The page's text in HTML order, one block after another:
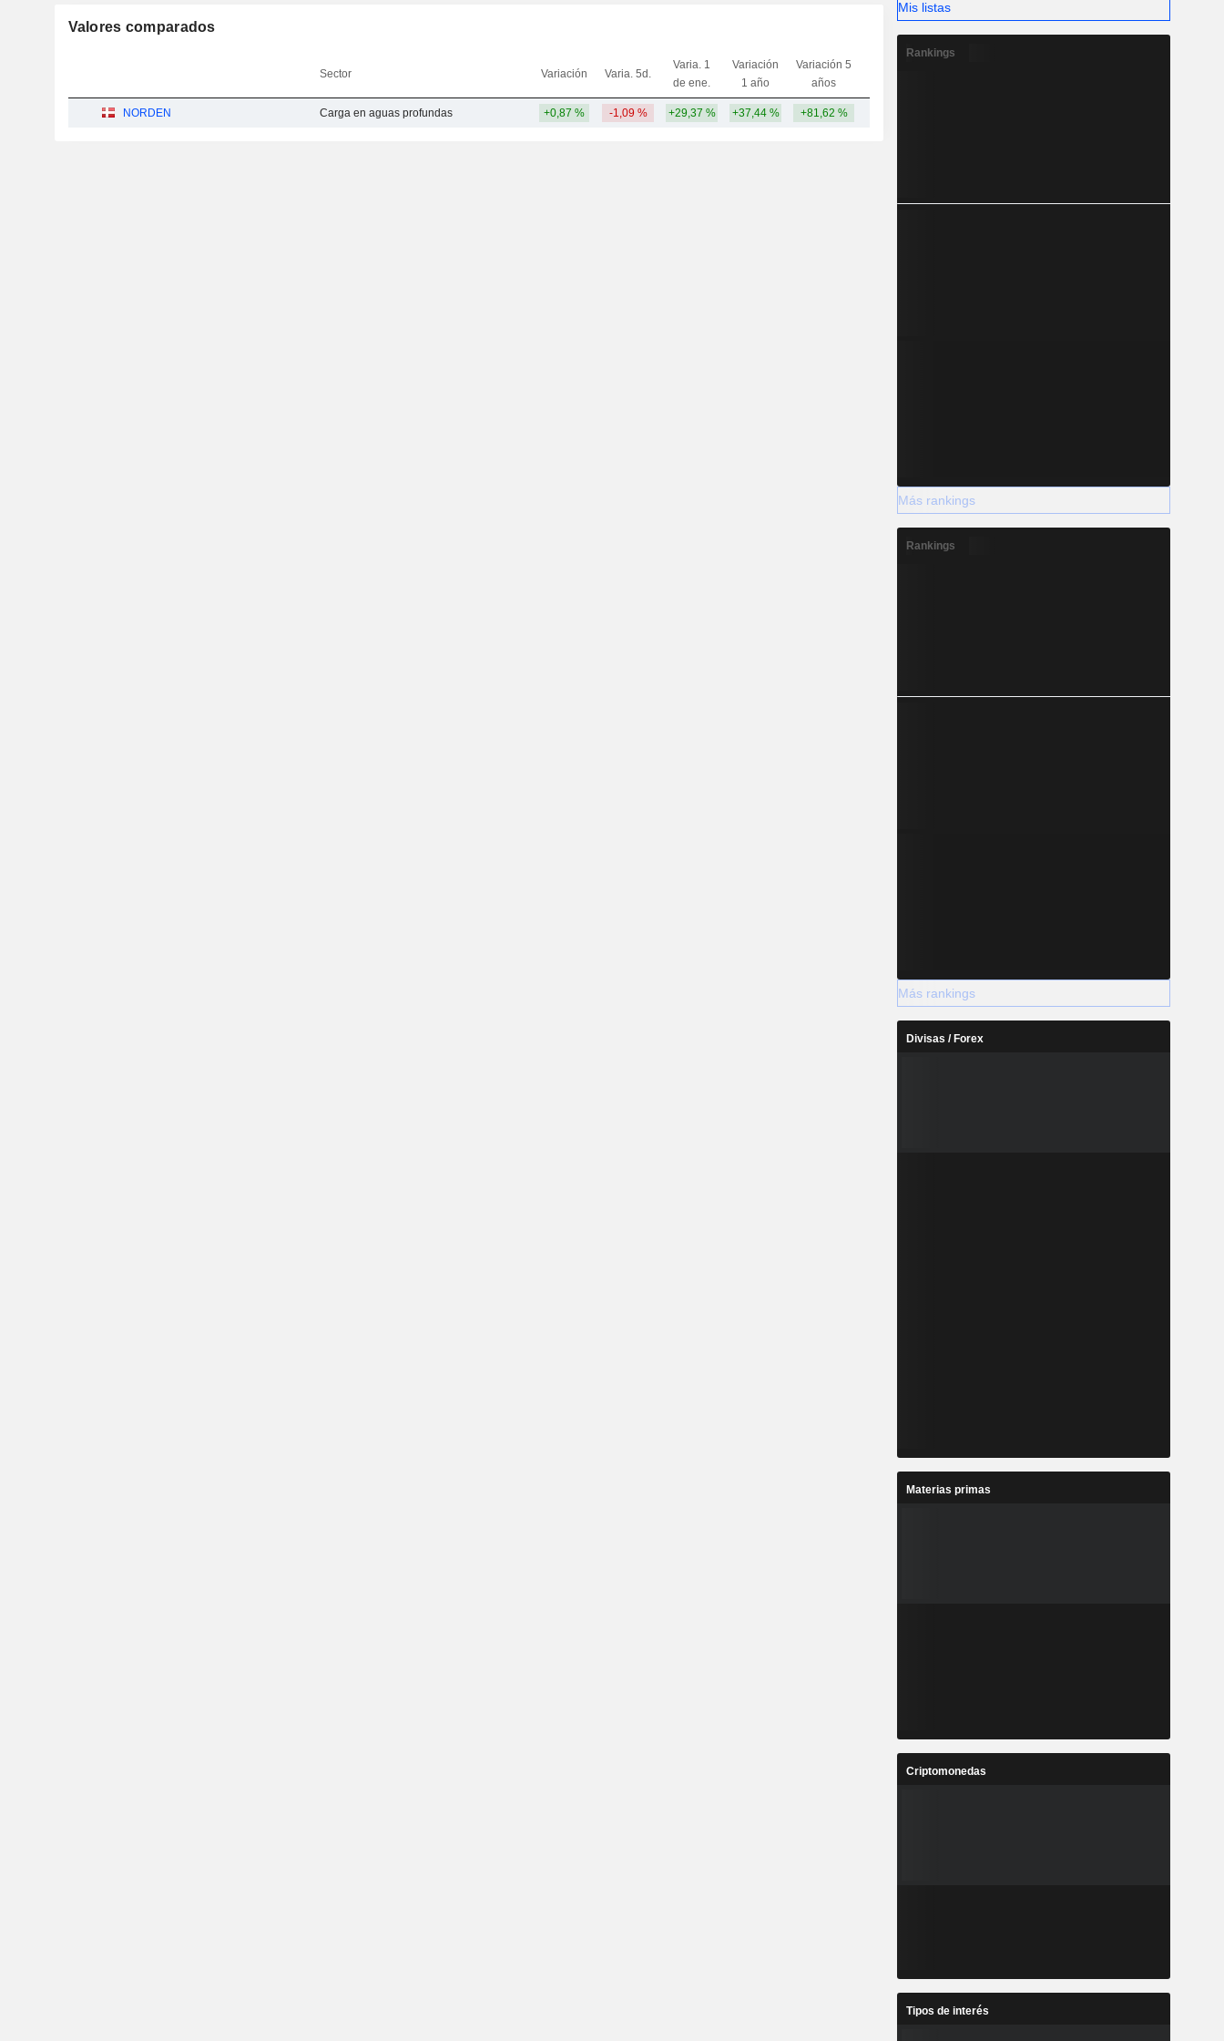
Valores comparados
Sector Variación Varia. 5d.
Varia. 1
de ene.
Variación
1 año
Variación 5
años
NORDEN Carga en aguas profundas +0,87 % -1,09 % +29,37 % +37,44 % +81,62 %
Mis listas
Rankings
Más rankings
Rankings
Más rankings
Divisas / Forex
Materias primas
Criptomonedas
Tipos de interés